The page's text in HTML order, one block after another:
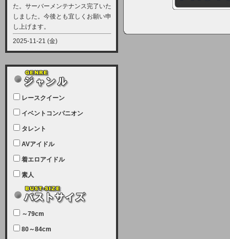
た。サーバーメンテナンス完了いた
しました。今後とも宜しくお願い申
し上げます。
2025-11-21 (金)
【サーバーメンテナンス実施につい
12月21日（日曜日）午前9：00か
ら午前11：00（予定）でサーバー
メンテナンスを実施します。ユーザ
ー様にはご迷惑をおかけしますがご
理解いただけます様、宜しくお願い
致します。
2025-07-05 (土)
【サーバーメンテナンス完了のお知
本日、サーバーメンテナンスのため
ユーザー様には大変ご迷惑をおかけ
しました。無事、メンテナンスが完
致します。
レースクイーン
イベントコンパニオン
タレント
AVアイドル
着エロアイドル
素人
～79cm
80～84cm